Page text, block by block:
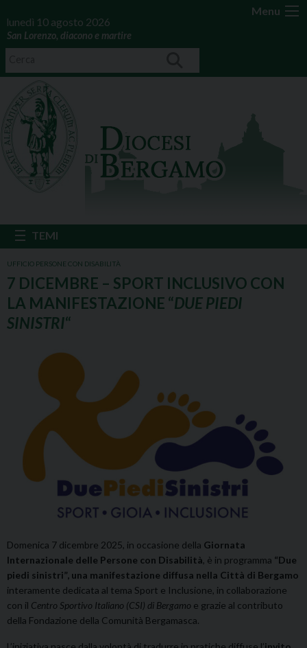
Menu
lunedì 10 agosto 2026
San Lorenzo, diacono e martire
UFFICIO PERSONE CON DISABILITÀ
7 DICEMBRE – SPORT INCLUSIVO CON
LA MANIFESTAZIONE “DUE PIEDI
SINISTRI“
Domenica 7 dicembre 2025, in occasione della Giornata
Internazionale delle Persone con Disabilità , è in programma “Due
piedi sinistri”, una manifestazione diffusa nella Città di Bergamo
interamente dedicata al tema Sport e Inclusione, in collaborazione
con il Centro Sportivo Italiano (CSI) di Bergamo e grazie al contributo
della Fondazione della Comunità Bergamasca.